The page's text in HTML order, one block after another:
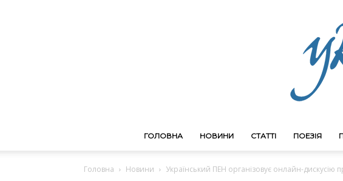
ГОЛОВНА НОВИНИ СТАТТІ ПОЕЗІЯ
Головна Новини Український ПЕН організовує онлайн-дискусію